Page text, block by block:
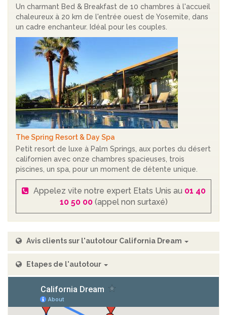
Un charmant Bed & Breakfast de 10 chambres à l'accueil
chaleureux à 20 km de l'entrée ouest de Yosemite, dans
un cadre enchanteur. Idéal pour les couples.
The Spring Resort & Day Spa
Petit resort de luxe à Palm Springs, aux portes du désert
californien avec onze chambres spacieuses, trois
piscines, un spa, pour un moment de détente unique.
Appelez vite notre expert Etats Unis au 01 40
10 50 00(appel non surtaxé)
Avis clients sur l'autotour California Dream
Etapes de l'autotour